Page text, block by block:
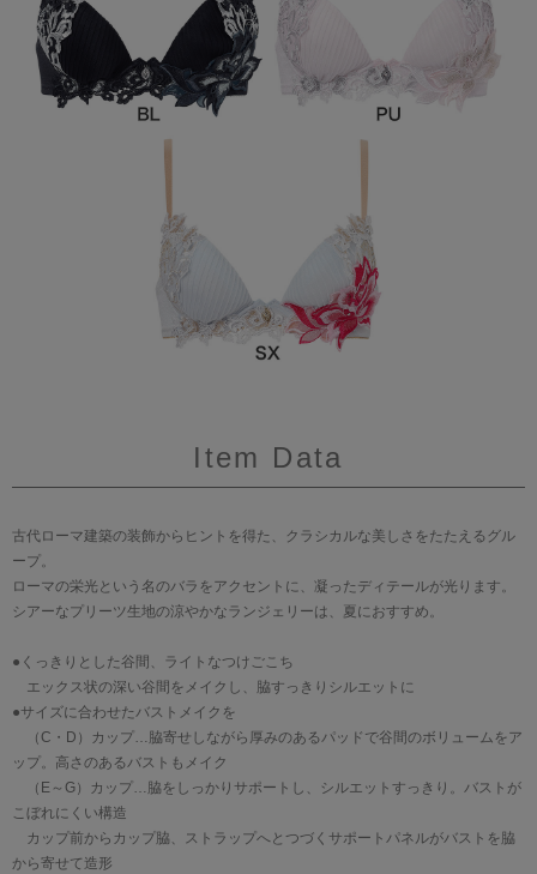
Item Data
古代ローマ建築の装飾からヒントを得た、クラシカルな美しさをたたえるグル
ープ。
ローマの栄光という名のバラをアクセントに、凝ったディテールが光ります。
シアーなプリーツ生地の涼やかなランジェリーは、夏におすすめ。
●くっきりとした谷間、ライトなつけごこち
エックス状の深い谷間をメイクし、脇すっきりシルエットに
●サイズに合わせたバストメイクを
（C・D）カップ…脇寄せしながら厚みのあるパッドで谷間のボリュームをア
ップ。高さのあるバストもメイク
（E～G）カップ…脇をしっかりサポートし、シルエットすっきり。バストが
こぼれにくい構造
カップ前からカップ脇、ストラップへとつづくサポートパネルがバストを脇
から寄せて造形